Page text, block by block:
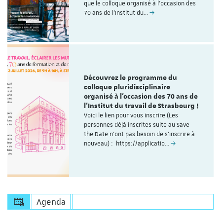
que le colloque organisé à l'occasion des
70 ans de l’Institut du…
Découvrez le programme du
colloque pluridisciplinaire
organisé à l'occasion des 70 ans de
l'Institut du travail de Strasbourg !
Voici le lien pour vous inscrire (Les
personnes déjà inscrites suite au Save
the Date n'ont pas besoin de s'inscrire à
nouveau) : https://applicatio…
Agenda